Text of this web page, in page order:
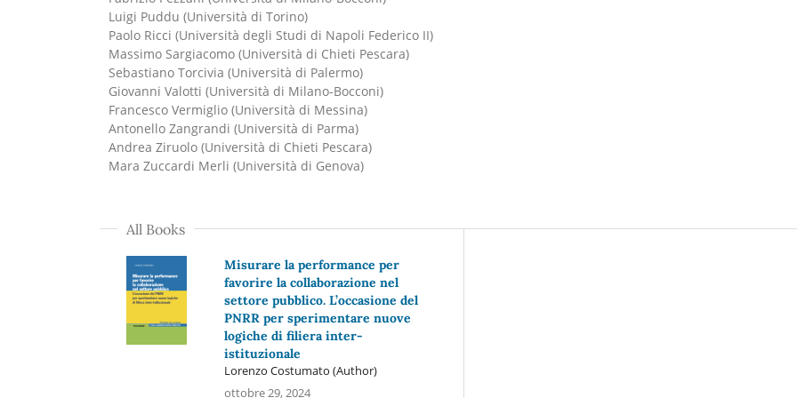
Luigi Puddu (Università di Torino)
Paolo Ricci (Università degli Studi di Napoli Federico II)
Massimo Sargiacomo (Università di Chieti Pescara)
Sebastiano Torcivia (Università di Palermo)
Giovanni Valotti (Università di Milano-Bocconi)
Francesco Vermiglio (Università di Messina)
Antonello Zangrandi (Università di Parma)
Andrea Ziruolo (Università di Chieti Pescara)
Mara Zuccardi Merli (Università di Genova)
All Books
Misurare la performance per
favorire la collaborazione nel
settore pubblico. L’occasione del
PNRR per sperimentare nuove
logiche di filiera inter-
istituzionale
Lorenzo Costumato (Author)
ottobre 29, 2024